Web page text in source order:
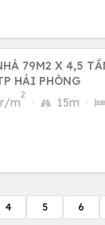
79M2 X 4,5
HẢI PHÒNG
m
2
· 15m ·
4 5 6